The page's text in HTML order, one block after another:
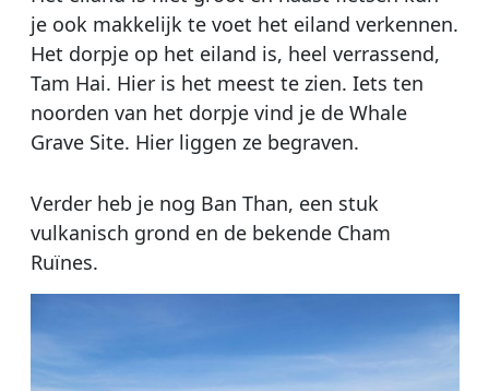
je ook makkelijk te voet het eiland verkennen.
Het dorpje op het eiland is, heel verrassend,
Tam Hai. Hier is het meest te zien. Iets ten
noorden van het dorpje vind je de Whale
Grave Site. Hier liggen ze begraven.
Verder heb je nog Ban Than, een stuk
vulkanisch grond en de bekende Cham
Ruïnes.